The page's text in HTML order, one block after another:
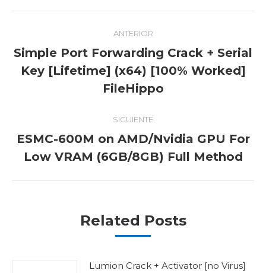
entre
publicaciones
ANTERIOR
Publicación
anterior:
Simple Port Forwarding Crack + Serial
Key [Lifetime] (x64) [100% Worked]
FileHippo
SIGUIENTE
Publicación
siguiente:
ESMC-600M on AMD/Nvidia GPU For
Low VRAM (6GB/8GB) Full Method
Related Posts
Lumion Crack + Activator [no Virus]